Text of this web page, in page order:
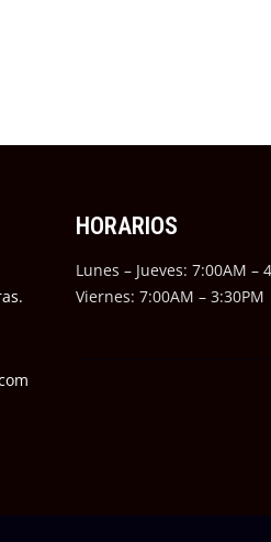
HORARIOS
Lunes – Jueves: 7:00AM –
Viernes: 7:00AM – 3:30PM